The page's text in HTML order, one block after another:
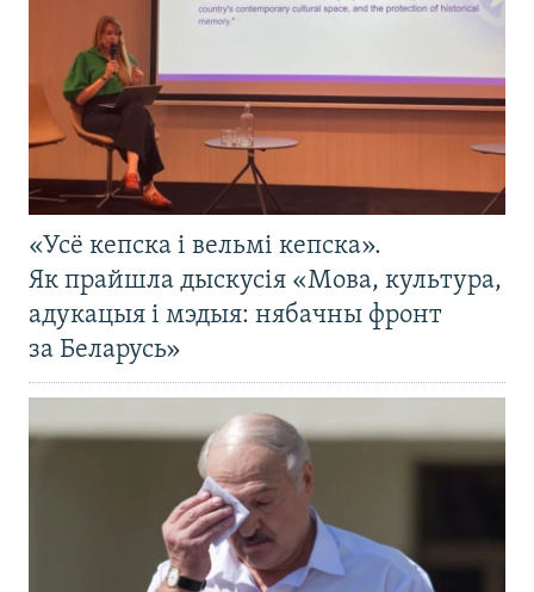
«Усё кепска і вельмі кепска».
Як прайшла дыскусія «Мова, культура,
адукацыя і мэдыя: нябачны фронт
за Беларусь»